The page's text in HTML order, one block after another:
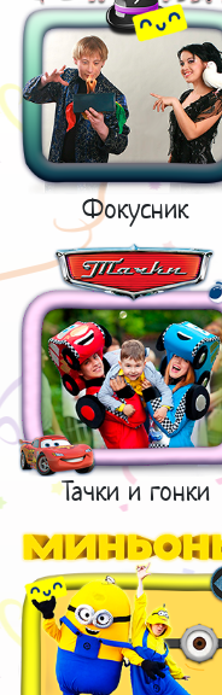
Фокусник
Тачки и гонки